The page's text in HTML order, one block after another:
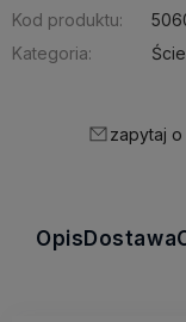
Kod produktu:
Kategoria:
zapytaj
OpisDostawa